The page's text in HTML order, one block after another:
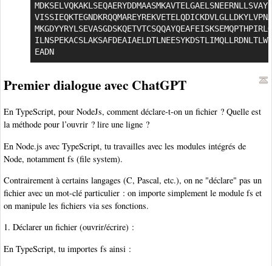
EADN
Premier dialogue avec ChatGPT
En TypeScript, pour NodeJs, comment déclare-t-on un fichier ? Quelle est
la méthode pour l’ouvrir ? lire une ligne ?
En Node.js avec TypeScript, tu travailles avec les modules intégrés de
Node, notamment fs (file system).
Contrairement à certains langages (C, Pascal, etc.), on ne "déclare" pas un
fichier avec un mot-clé particulier : on importe simplement le module fs et
on manipule les fichiers via ses fonctions.
1. Déclarer un fichier (ouvrir/écrire) :
En TypeScript, tu importes fs ainsi :